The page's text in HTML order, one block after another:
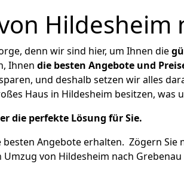
Hildesheim
denn wir sind hier, um Ihnen die
Ihnen die besten Angebote und
und deshalb setzen wir alles
Haus in Hildesheim besitzen, was
die perfekte Lösung für Sie.
besten Angebote erhalten. Zögern Sie
von Hildesheim nach Grebenau